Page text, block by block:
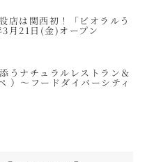
店は関西初！「ビオラルう
月21日(金)オープン
うナチュラルレストラン＆
）～フードダイバーシティ